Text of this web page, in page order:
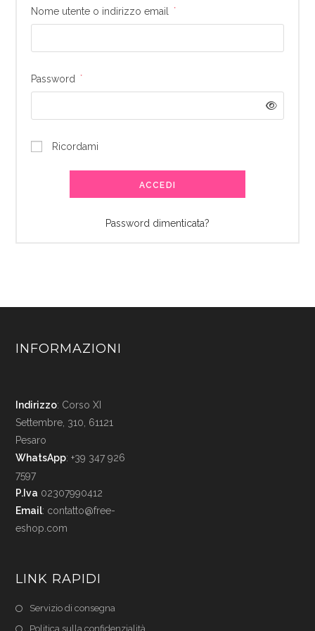
Nome utente o indirizzo email *Richiesto
Password *Richiesto
Ricordami
ACCEDI
Password dimenticata?
INFORMAZIONI
Indirizzo: Corso XI
Settembre, 310, 61121
Pesaro
WhatsApp: +39 347 926
7597
P.Iva 02307990412
Email: contatto@free-
eshop.com
LINK RAPIDI
Servizio di consegna
Politica sulla confidenzialità